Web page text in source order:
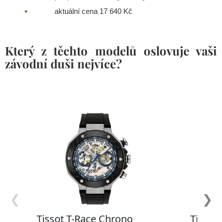
aktuální cena 17 640 Kč
Který z těchto modelů oslovuje vaši
závodní duši nejvíce?